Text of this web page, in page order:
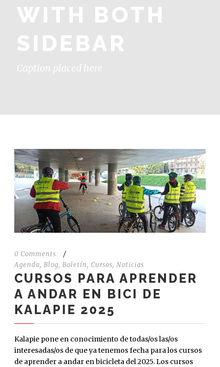
WITH BOTH
SIDEBAR
Caption placed here
0 Comments
/
Agenda, Blog, Boletín, Cursos, Noticias
CURSOS PARA APRENDER
A ANDAR EN BICI DE
KALAPIE 2025
Kalapie pone en conocimiento de todas/os las/os
interesadas/os de que ya tenemos fecha para los cursos
de aprender a andar en bicicleta del 2025. Los cursos